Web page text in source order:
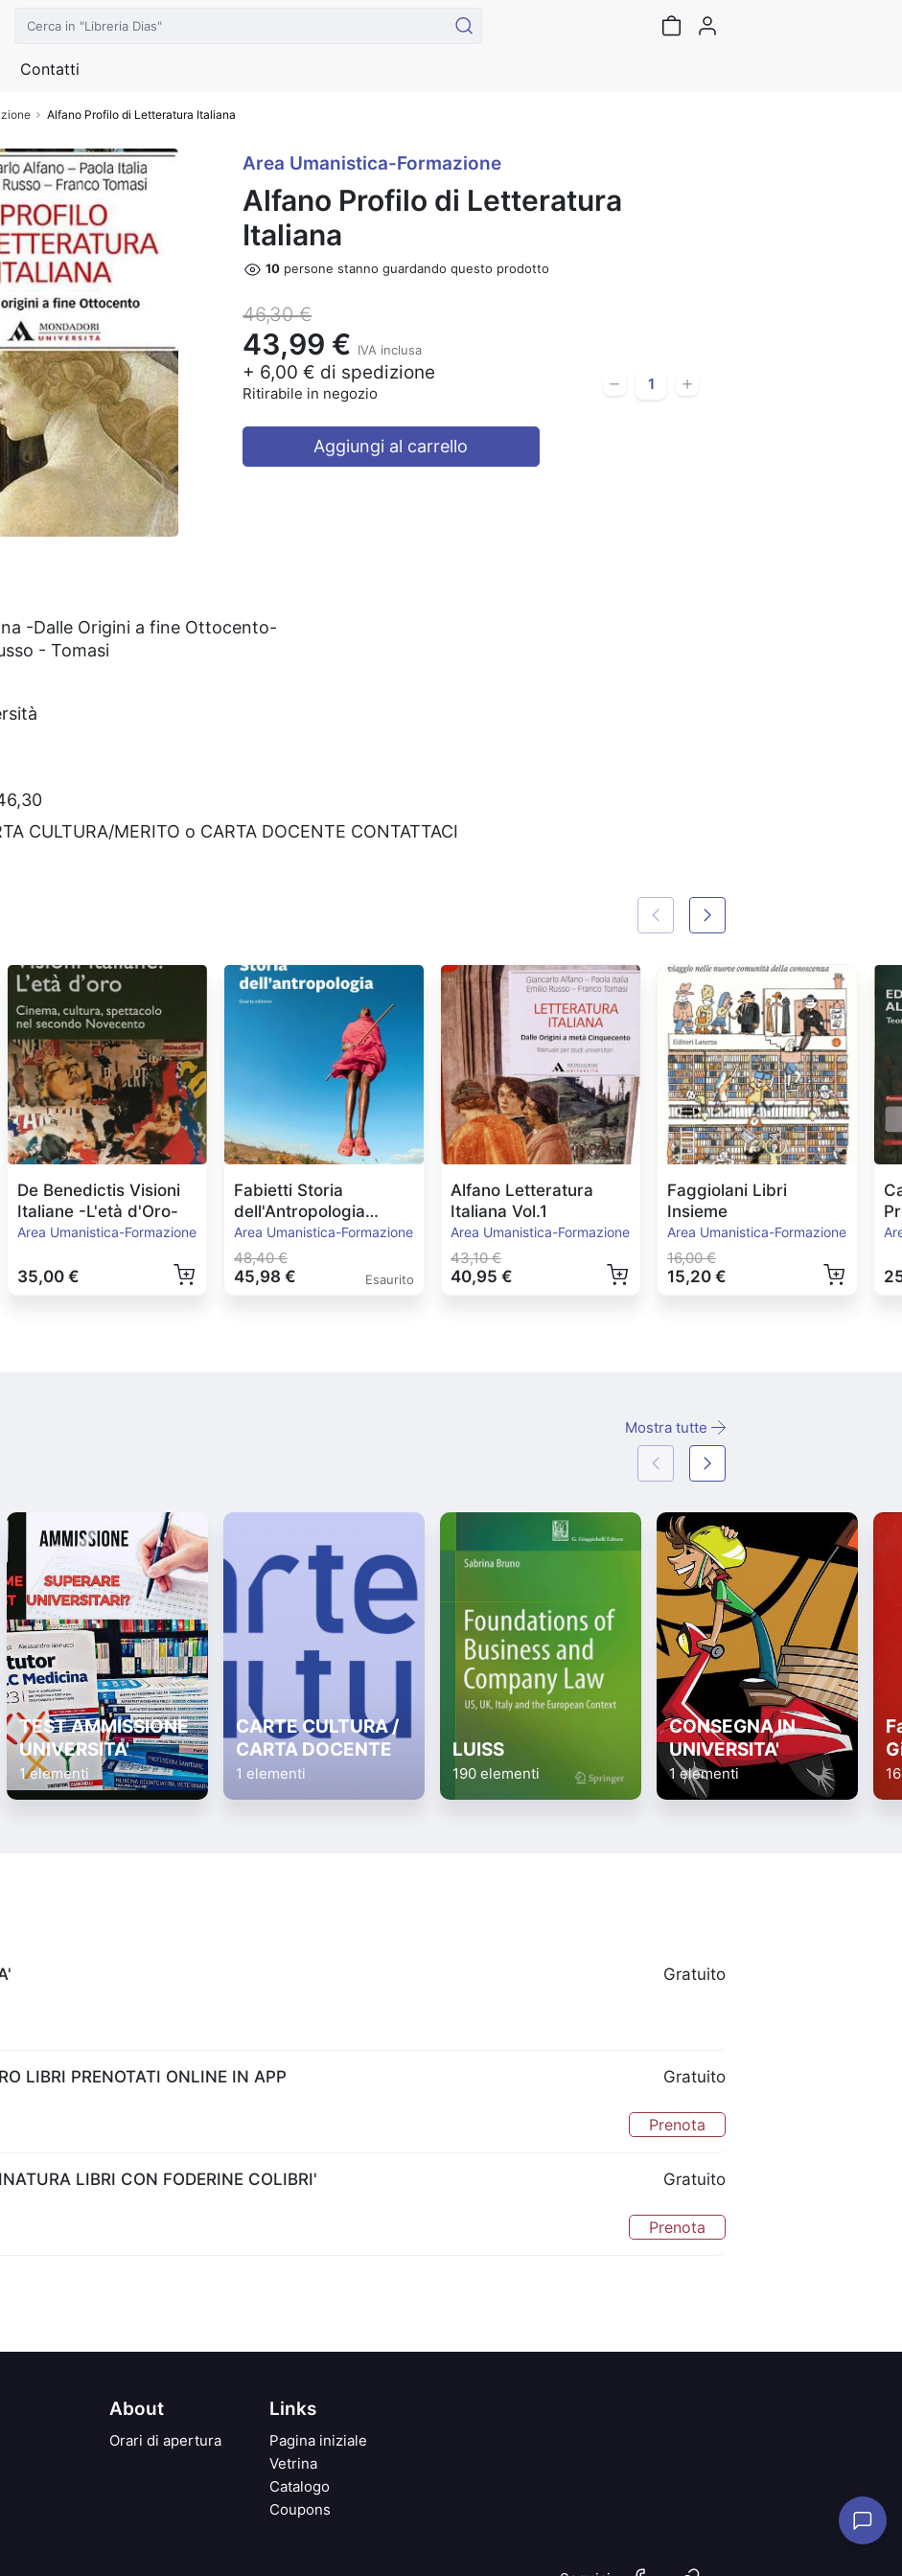
Contatti
Alfano Profilo di Letteratura Italiana
Area Umanistica-Formazione
Alfano Profilo di Letteratura
Italiana
10 persone stanno guardando questo prodotto
46,30 €
43,99 € IVA inclusa
+ 6,00 € di spedizione
Ritirabile in negozio
Aggiungi al carrello
-Dalle Origini a fine Ottocento-
- Tomasi
CULTURA/MERITO o CARTA DOCENTE CONTATTACI
De Benedictis Visioni
Italiane -L'età d'Oro-
Area Umanistica-Formazione
35,00 €
Fabietti Storia
dell'Antropologia
Ed.2020
Area Umanistica-Formazione
48,40 €
45,98 € Esaurito
Alfano Letteratura
Italiana Vol.1
Area Umanistica-Formazione
43,10 €
40,95 €
Faggiolani Libri
Insieme
Area Umanistica-Formazione
16,00 €
15,20 €
Mostra tutte
TEST AMMISSIONE
UNIVERSITA'
1 elementi
CARTE CULTURA /
CARTA DOCENTE
1 elementi
LUISS
190 elementi
CONSEGNA IN
UNIVERSITA'
1 elementi
Gratuito
LIBRI PRENOTATI ONLINE IN APP Gratuito
Prenota
LIBRI CON FODERINE COLIBRI' Gratuito
Prenota
About
Orari di apertura
Links
Pagina iniziale
Vetrina
Catalogo
Coupons